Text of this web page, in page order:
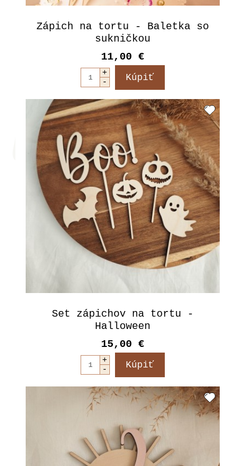
Zápich na tortu - Baletka so
sukničkou
11,00 €
Set zápichov na tortu -
Halloween
15,00 €